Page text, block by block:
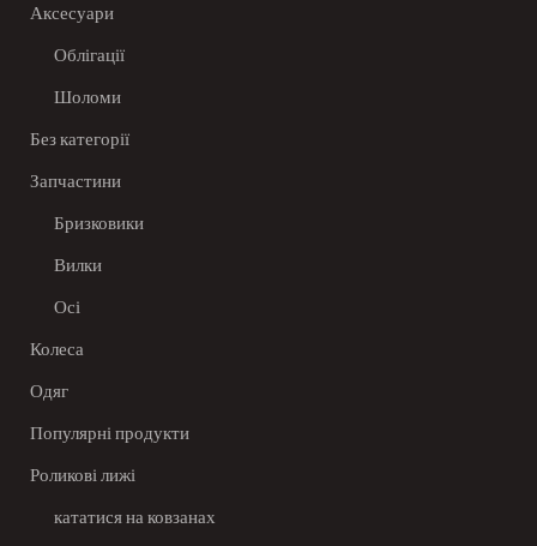
Аксесуари
Облігації
Шоломи
Без категорії
Запчастини
Бризковики
Вилки
Осі
Колеса
Одяг
Популярні продукти
Роликові лижі
кататися на ковзанах